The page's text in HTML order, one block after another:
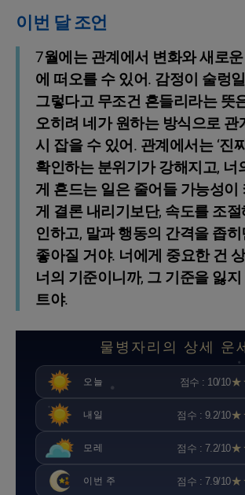
이번 달 조언
7월에는 관계에서 변화와 새로
에 떠오를 수 있어. 감정이 술렁
그렇다고 무조건 흔들리라는 뜻
오히려 네가 원하는 방식으로 관
시 잡을 수 있어. 관계에서는 ‘진
확인하는 분위기가 강해지고, 너
게 흔드는 일은 줄어들 가능성이
게 결론 내리기보단, 속도를 조
인하고, 말과 행동의 간격을 좁
좋아질 거야. 너에게 중요한 건
너의 기준이니까, 그 기준을 잃
트야.
물병자리의 상세 운세
오늘 점수 : 10/10
내일 점수 : 9.2/10
모레 점수 : 7.2/10
이번 주 점수 : 7.9/10